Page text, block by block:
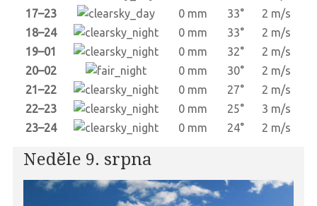
17–23
0 mm 33°
2 m/s
18–24
0 mm 33°
2 m/s
19–01
0 mm 32°
2 m/s
20–02
0 mm 30°
2 m/s
21–22
0 mm 27°
2 m/s
22–23
0 mm 25°
3 m/s
23–24
0 mm 24° 2 m/s
Neděle 9. srpna